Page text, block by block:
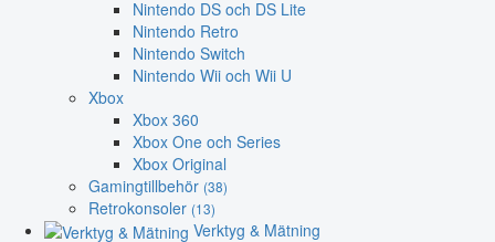
Nintendo DS och DS Lite
Nintendo Retro
Nintendo Switch
Nintendo Wii och Wii U
Xbox
Xbox 360
Xbox One och Series
Xbox Original
Gamingtillbehör (38)
Retrokonsoler (13)
Verktyg & Mätning